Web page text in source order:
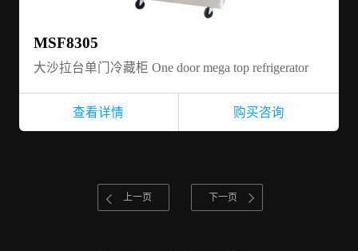
MSF8305
大沙拉台单门冷藏柜 One door mega top refrigerator
查看详情 购买咨询
上一页 下一页